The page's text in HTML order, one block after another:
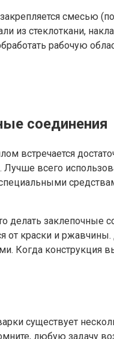
смесью
из стеклоткани,
рабочую
соединения
встречается
Лучше всего
заклепочные
от краски и
Когда конструкция
существует
любую задачу